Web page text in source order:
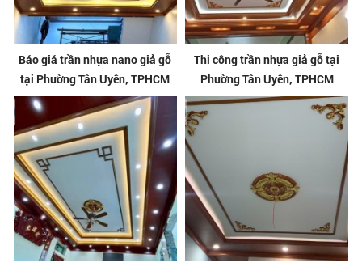
Báo giá trần nhựa nano giả gỗ
tại Phường Tân Uyên, TPHCM
Thi công trần nhựa giả gỗ tại
Phường Tân Uyên, TPHCM